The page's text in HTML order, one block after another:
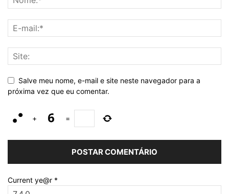
Salve meu nome, e-mail e site neste navegador para a
próxima vez que eu comentar.
+ =
Current ye@r *